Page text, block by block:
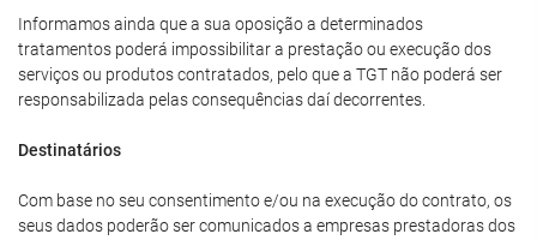
Informamos ainda que a sua oposição a determinados
tratamentos poderá impossibilitar a prestação ou execução dos
serviços ou produtos contratados, pelo que a TGT não poderá ser
responsabilizada pelas consequências daí decorrentes.
Destinatários
Com base no seu consentimento e/ou na execução do contrato, os
seus dados poderão ser comunicados a empresas prestadoras dos